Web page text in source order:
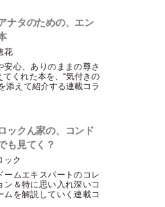
ナタのための、エン
花
安心、ありのままの尊さ
てくれた本を、“気付きの
添えて紹介する連載コラ
ックん家の、コンド
も見てく？
ック
ームエキスパートのコレ
ン＆特に思い入れ深いコ
ムを解説していく連載コ